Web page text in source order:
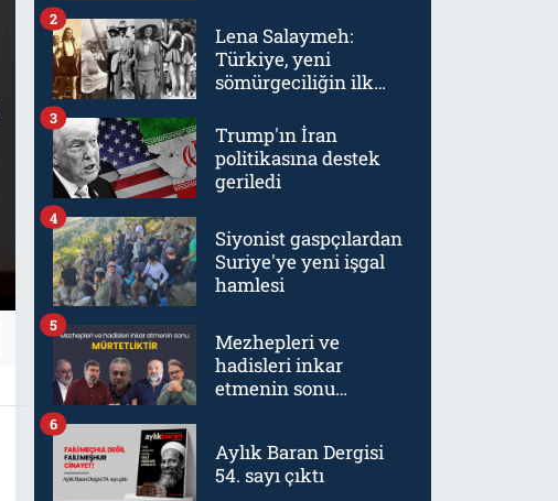
Lena Salaymeh:
Türkiye, yeni
sömürgeciliğin ilk
2
Trump'ın İran
politikasına destek
geriledi
3
Siyonist gaspçılardan
Suriye'ye yeni işgal
hamlesi
4
Mezhepleri ve
hadisleri inkar
etmenin sonu
5
Aylık Baran Dergisi
54. sayı çıktı
6